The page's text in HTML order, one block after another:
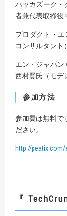
ハッカズーク・
者兼代表取締役
プロダクト・エ
コンサルタント
エン・ジャパン
西村賢氏（モデ
参加方法
参加費は無料で
ださい。
http://
『